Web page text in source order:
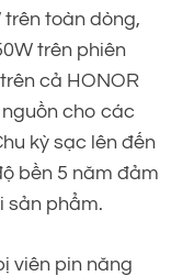
trên toàn dòng,
trên phiên
cả HONOR
cho các
kỳ sạc lên đến
bền 5 năm đảm
sản phẩm.
viên pin năng